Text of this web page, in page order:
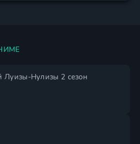
Луизы-Нулизы 2 сезон